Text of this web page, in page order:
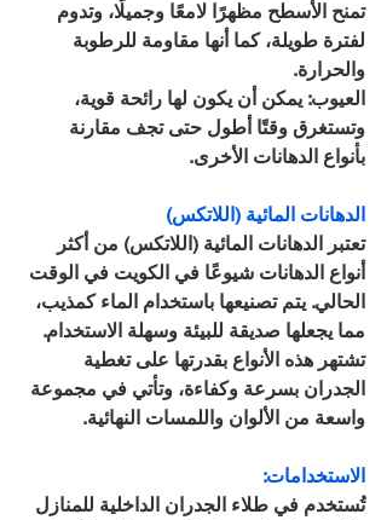
تمنح الأسطح مظهرًا لامعًا وجميلًا، وتدوم
لفترة طويلة، كما أنها مقاومة للرطوبة
والحرارة.
العيوب: يمكن أن يكون لها رائحة قوية،
وتستغرق وقتًا أطول حتى تجف مقارنة
بأنواع الدهانات الأخرى.
الدهانات المائية (اللاتكس)
تعتبر الدهانات المائية (اللاتكس) من أكثر
أنواع الدهانات شيوعًا في الكويت في الوقت
الحالي. يتم تصنيعها باستخدام الماء كمذيب،
مما يجعلها صديقة للبيئة وسهلة الاستخدام.
تشتهر هذه الأنواع بقدرتها على تغطية
الجدران بسرعة وكفاءة، وتأتي في مجموعة
واسعة من الألوان واللمسات النهائية.
الاستخدامات:
تُستخدم في طلاء الجدران الداخلية للمنازل